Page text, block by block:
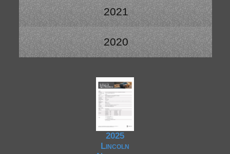
2021
2020
2025
Lincoln